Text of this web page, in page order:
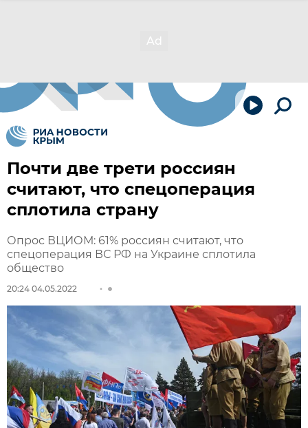
Почти две трети россиян
считают, что спецоперация
сплотила страну
Опрос ВЦИОМ: 61% россиян считают, что
спецоперация ВС РФ на Украине сплотила
общество
20:24 04.05.2022